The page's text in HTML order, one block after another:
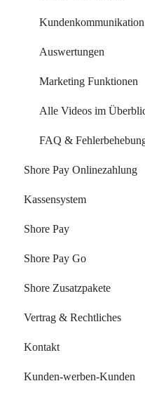
Kundenkommunikation
Auswertungen
Marketing Funktionen
Alle Videos im
FAQ &
Shore Pay Onlinezahlung
Einrichtung &
Zahlungsoptionen &
Kassensystem
Dein Start mit der Shore
Dein Account & Zugang
Produkte & Inventar
Kunden & Benutzer
Kassieren & Verkauf
Berichte & Buchhaltung
Shore Pay
Erste Schritte
FAQs - Fragen &
Shore Pay Go
Shore Zusatzpakete
Onlineshop
Website-Baukasten
Online-Verzeichnisse
Vertrag & Rechtliches
Vertrag & Rechnungen
Datenschutz
Kontakt
Support kontaktieren
Kunden-werben-Kunden